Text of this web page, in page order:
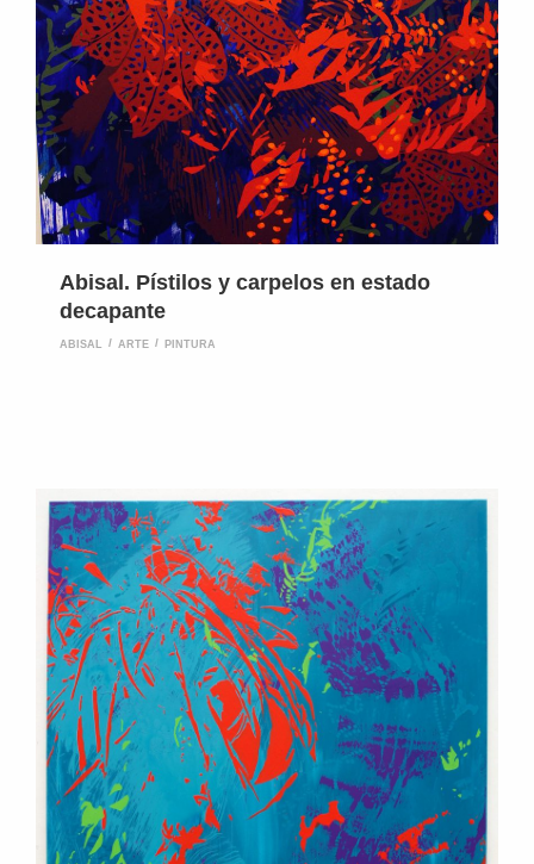
Abisal. Pístilos y carpelos en estado
decapante
ABISAL ARTE PINTURA